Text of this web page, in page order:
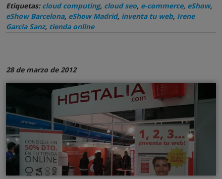
Etiquetas: cloud computing, cloud seo, e-commerce, eShow,
eShow Barcelona, eShow Madrid, inventa tu web, Irene
García Sanz, tienda online
28 de marzo de 2012